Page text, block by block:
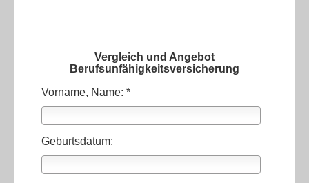
Vergleich und Angebot
Berufsunfähigkeitsversicherung
Vorname, Name: *
Geburtsdatum: